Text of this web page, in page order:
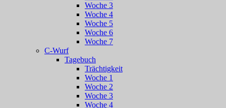
Woche 3
Woche 4
Woche 5
Woche 6
Woche 7
C-Wurf
Tagebuch
Trächtigkeit
Woche 1
Woche 2
Woche 3
Woche 4